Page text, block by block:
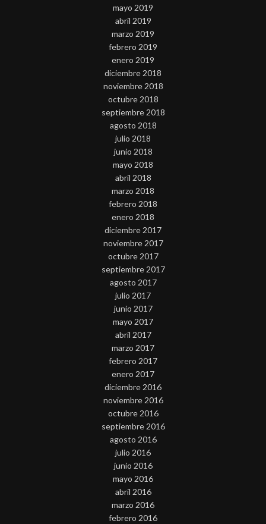
mayo 2019
abril 2019
marzo 2019
febrero 2019
enero 2019
diciembre 2018
noviembre 2018
octubre 2018
septiembre 2018
agosto 2018
julio 2018
junio 2018
mayo 2018
abril 2018
marzo 2018
febrero 2018
enero 2018
diciembre 2017
noviembre 2017
octubre 2017
septiembre 2017
agosto 2017
julio 2017
junio 2017
mayo 2017
abril 2017
marzo 2017
febrero 2017
enero 2017
diciembre 2016
noviembre 2016
octubre 2016
septiembre 2016
agosto 2016
julio 2016
junio 2016
mayo 2016
abril 2016
marzo 2016
febrero 2016